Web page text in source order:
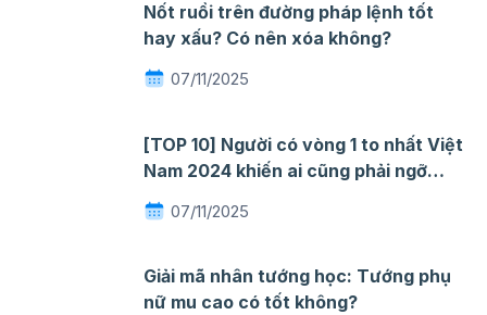
Nốt ruồi trên đường pháp lệnh tốt
hay xấu? Có nên xóa không?
07/11/2025
[TOP 10] Người có vòng 1 to nhất Việt
Nam 2024 khiến ai cũng phải ngỡ
ngàng mê đắm
07/11/2025
Giải mã nhân tướng học: Tướng phụ
nữ mu cao có tốt không?